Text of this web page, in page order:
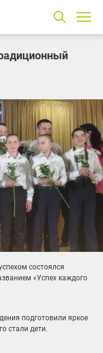
состоялся
«Успех каждого
подготовили яркое
стали дети.